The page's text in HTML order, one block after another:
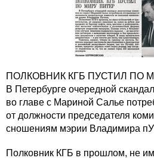
ПОЛКОВНИК КГБ ПУСТИЛ ПО
В Петербурге очередной
во главе с Мариной Салье
от должности председателя
сношениям мэрии Владимира
Полковник КГБ в прошлом, не